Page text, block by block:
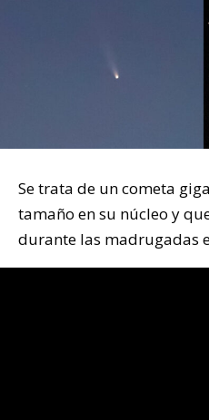
Se trata de un cometa
tamaño en su núcleo y
durante las madrugadas